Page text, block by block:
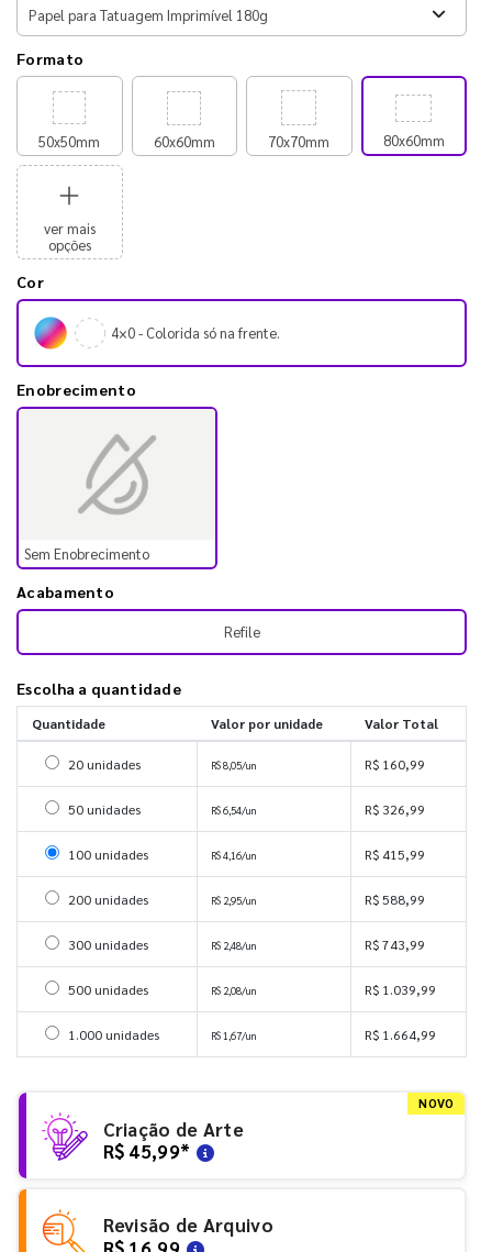
Formato
50x50mm 60x60mm 70x70mm 80x60mm
ver mais
opções
Cor
4×0 - Colorida só na frente.
Enobrecimento
Sem Enobrecimento
Acabamento
Refile
Escolha a quantidade
Quantidade Valor por unidade Valor Total
Selecionar 20 unidades
20 unidades R$ 8,05/un R$ 160,99
Selecionar 50 unidades
50 unidades R$ 6,54/un R$ 326,99
Selecionar 100 unidades
100 unidades R$ 4,16/un R$ 415,99
Selecionar 200 unidades
200 unidades R$ 2,95/un R$ 588,99
Selecionar 300 unidades
300 unidades R$ 2,48/un R$ 743,99
Selecionar 500 unidades
500 unidades R$ 2,08/un R$ 1.039,99
Selecionar 1000 unidades
1.000 unidades R$ 1,67/un R$ 1.664,99
NOVO
Criação de Arte
R$ 45,99*
Revisão de Arquivo